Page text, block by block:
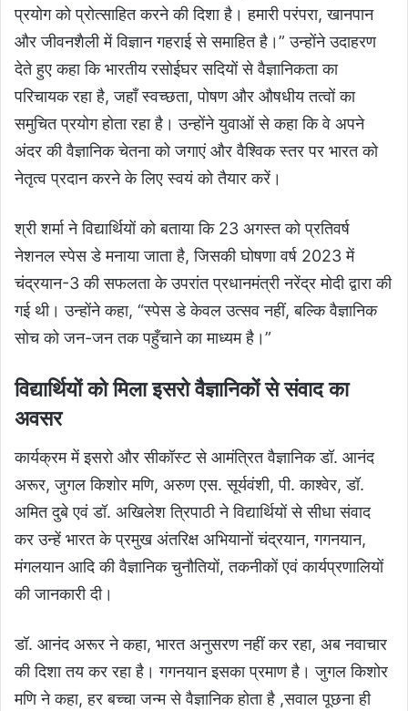
प्रयोग को प्रोत्साहित करने की दिशा है। हमारी परंपरा, खानपान
और जीवनशैली में विज्ञान गहराई से समाहित है।” उन्होंने उदाहरण
देते हुए कहा कि भारतीय रसोईघर सदियों से वैज्ञानिकता का
परिचायक रहा है, जहाँ स्वच्छता, पोषण और औषधीय तत्वों का
समुचित प्रयोग होता रहा है। उन्होंने युवाओं से कहा कि वे अपने
अंदर की वैज्ञानिक चेतना को जगाएं और वैश्विक स्तर पर भारत को
नेतृत्व प्रदान करने के लिए स्वयं को तैयार करें।
श्री शर्मा ने विद्यार्थियों को बताया कि 23 अगस्त को प्रतिवर्ष
नेशनल स्पेस डे मनाया जाता है, जिसकी घोषणा वर्ष 2023 में
चंद्रयान-3 की सफलता के उपरांत प्रधानमंत्री नरेंद्र मोदी द्वारा की
गई थी। उन्होंने कहा, “स्पेस डे केवल उत्सव नहीं, बल्कि वैज्ञानिक
सोच को जन-जन तक पहुँचाने का माध्यम है।”
विद्यार्थियों को मिला इसरो वैज्ञानिकों से संवाद का
अवसर
कार्यक्रम में इसरो और सीकॉस्ट से आमंत्रित वैज्ञानिक डॉ. आनंद
अरूर, जुगल किशोर मणि, अरुण एस. सूर्यवंशी, पी. काश्वेर, डॉ.
अमित दुबे एवं डॉ. अखिलेश त्रिपाठी ने विद्यार्थियों से सीधा संवाद
कर उन्हें भारत के प्रमुख अंतरिक्ष अभियानों चंद्रयान, गगनयान,
मंगलयान आदि की वैज्ञानिक चुनौतियों, तकनीकों एवं कार्यप्रणालियों
की जानकारी दी।
डॉ. आनंद अरूर ने कहा, भारत अनुसरण नहीं कर रहा, अब नवाचार
की दिशा तय कर रहा है। गगनयान इसका प्रमाण है। जुगल किशोर
मणि ने कहा, हर बच्चा जन्म से वैज्ञानिक होता है ,सवाल पूछना ही